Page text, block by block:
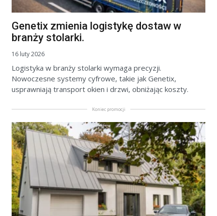
Genetix zmienia logistykę dostaw w
branży stolarki.
16 luty 2026
Logistyka w branży stolarki wymaga precyzji.
Nowoczesne systemy cyfrowe, takie jak Genetix,
usprawniają transport okien i drzwi, obniżając koszty.
Koniec promocji